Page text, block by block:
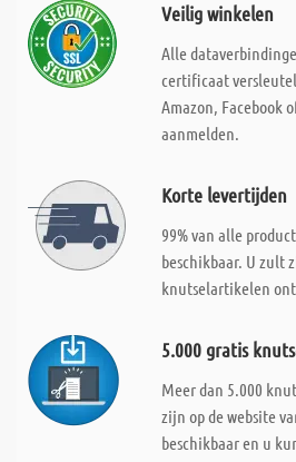
Veilig winkelen
Alle
certificaat
Amazon, Facebook
aanmelden.
Korte levertijden
99% van alle
beschikbaar. U zult
knutselartikelen
5.000 gratis
Meer dan 5.000
zijn op de website
beschikbaar en u